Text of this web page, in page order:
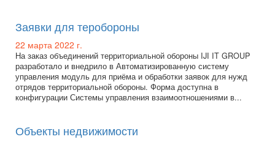
Заявки для теробороны
22 марта 2022 г.
На заказ объединений территориальной обороны IJI IT GROUP
разработало и внедрило в Автоматизированную систему
управления модуль для приёма и обработки заявок для нужд
отрядов территориальной обороны. Форма доступна в
конфигурации Системы управления взаимоотношениями в...
Объекты недвижимости